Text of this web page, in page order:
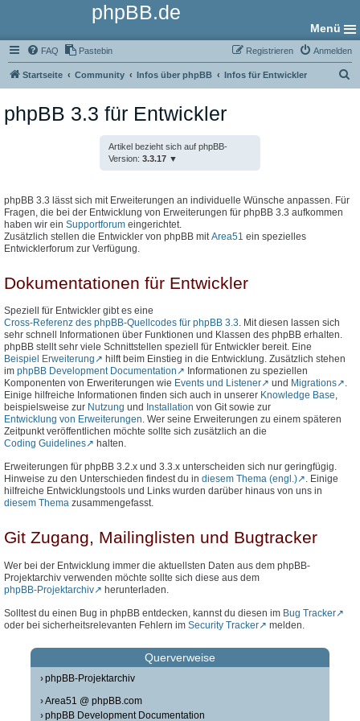
phpBB.de
Menü
FAQ Pastebin Anmelden
Registrieren
Startseite Community Infos über phpBB Infos für Entwickler
phpBB 3.3 für Entwickler
Artikel bezieht sich auf phpBB-
Version: 3.3.17
phpBB 3.3 lässt sich mit Erweiterungen an individuelle Wünsche anpassen. Für
Fragen, die bei der Entwicklung von Erweiterungen für phpBB 3.3 aufkommen
haben wir ein Supportforum eingerichtet.
Zusätzlich stellen die Entwickler von phpBB mit Area51 ein spezielles
Entwicklerforum zur Verfügung.
Dokumentationen für Entwickler
Speziell für Entwickler gibt es eine
Cross-Referenz des phpBB-Quellcodes für phpBB 3.3. Mit diesen lassen sich
sehr schnell Informationen über Funktionen und Klassen des phpBB erhalten.
phpBB stellt sehr viele Schnittstellen speziell für Entwickler bereit. Eine
Beispiel Erweiterung
hilft beim Einstieg in die Entwicklung. Zusätzlich stehen
im phpBB Development Documentation
Informationen zu speziellen
Komponenten von Erweriterungen wie Events und Listener und Migrations
.
Einige hilfreiche Informationen finden sich auch in unserer Knowledge Base,
beispielsweise zur Nutzung und Installation von Git sowie zur
Entwicklung von Erweiterungen. Wer seine Erweiterungen zu einem späteren
Zeitpunkt veröffentlichen möchte sollte sich zusätzlich an die
Coding Guidelines
halten.
Erweiterungen für phpBB 3.2.x und 3.3.x unterscheiden sich nur geringfügig.
Hinweise zu den Unterschieden findest du in diesem Thema (engl.)
. Einige
hilfreiche Entwicklungstools und Links wurden darüber hinaus von uns in
diesem Thema zusammengefasst.
Git Zugang, Mailinglisten und Bugtracker
Wer bei der Entwicklung immer die aktuellsten Daten aus dem phpBB-
Projektarchiv verwenden möchte sollte sich diese aus dem
phpBB-Projektarchiv
herunterladen.
Solltest du einen Bug in phpBB entdecken, kannst du diesen im Bug Tracker
oder bei sicherheitsrelevanten Fehlern im Security Tracker melden.
Querverweise
phpBB-Projektarchiv
Area51 @ phpBB.com
phpBB Development Documentation